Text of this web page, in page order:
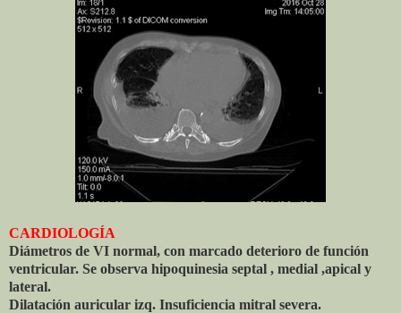
CARDIOLOGÍA
Diámetros de VI normal, con marcado deterioro de función
ventricular. Se observa hipoquinesia septal , medial ,apical y
lateral.
Dilatación auricular izq. Insuficiencia mitral severa.